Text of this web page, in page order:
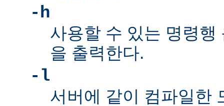
-h
사용할 수 있는 명령행
을 출력한다.
-l
서버에 같이 컴파일한